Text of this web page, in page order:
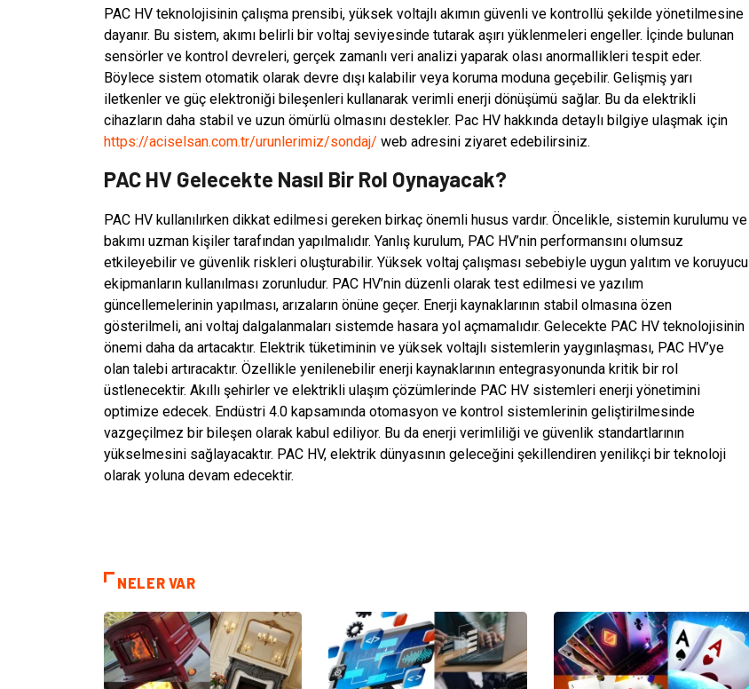
PAC HV teknolojisinin çalışma prensibi, yüksek voltajlı akımın güvenli ve kontrollü şekilde yönetilmesine
dayanır. Bu sistem, akımı belirli bir voltaj seviyesinde tutarak aşırı yüklenmeleri engeller. İçinde bulunan
sensörler ve kontrol devreleri, gerçek zamanlı veri analizi yaparak olası anormallikleri tespit eder.
Böylece sistem otomatik olarak devre dışı kalabilir veya koruma moduna geçebilir. Gelişmiş yarı
iletkenler ve güç elektroniği bileşenleri kullanarak verimli enerji dönüşümü sağlar. Bu da elektrikli
cihazların daha stabil ve uzun ömürlü olmasını destekler. Pac HV hakkında detaylı bilgiye ulaşmak için
https://aciselsan.com.tr/urunlerimiz/sondaj/ web adresini ziyaret edebilirsiniz.
PAC HV Gelecekte Nasıl Bir Rol Oynayacak?
PAC HV kullanılırken dikkat edilmesi gereken birkaç önemli husus vardır. Öncelikle, sistemin kurulumu ve
bakımı uzman kişiler tarafından yapılmalıdır. Yanlış kurulum, PAC HV’nin performansını olumsuz
etkileyebilir ve güvenlik riskleri oluşturabilir. Yüksek voltaj çalışması sebebiyle uygun yalıtım ve koruyucu
ekipmanların kullanılması zorunludur. PAC HV’nin düzenli olarak test edilmesi ve yazılım
güncellemelerinin yapılması, arızaların önüne geçer. Enerji kaynaklarının stabil olmasına özen
gösterilmeli, ani voltaj dalgalanmaları sistemde hasara yol açmamalıdır. Gelecekte PAC HV teknolojisinin
önemi daha da artacaktır. Elektrik tüketiminin ve yüksek voltajlı sistemlerin yaygınlaşması, PAC HV’ye
olan talebi artıracaktır. Özellikle yenilenebilir enerji kaynaklarının entegrasyonunda kritik bir rol
üstlenecektir. Akıllı şehirler ve elektrikli ulaşım çözümlerinde PAC HV sistemleri enerji yönetimini
optimize edecek. Endüstri 4.0 kapsamında otomasyon ve kontrol sistemlerinin geliştirilmesinde
vazgeçilmez bir bileşen olarak kabul ediliyor. Bu da enerji verimliliği ve güvenlik standartlarının
yükselmesini sağlayacaktır. PAC HV, elektrik dünyasının geleceğini şekillendiren yenilikçi bir teknoloji
olarak yoluna devam edecektir.
NELER VAR